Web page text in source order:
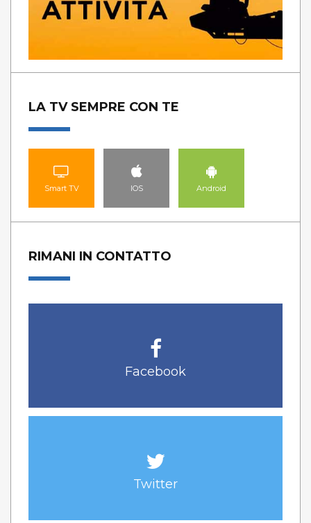
LA TV SEMPRE CON TE
Smart TV IOS Android
RIMANI IN CONTATTO
Facebook
Twitter